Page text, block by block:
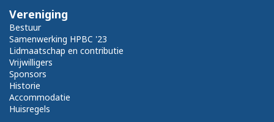
Vereniging
Bestuur
Samenwerking HPBC '23
Lidmaatschap en contributie
Vrijwilligers
Sponsors
Historie
Accommodatie
Huisregels